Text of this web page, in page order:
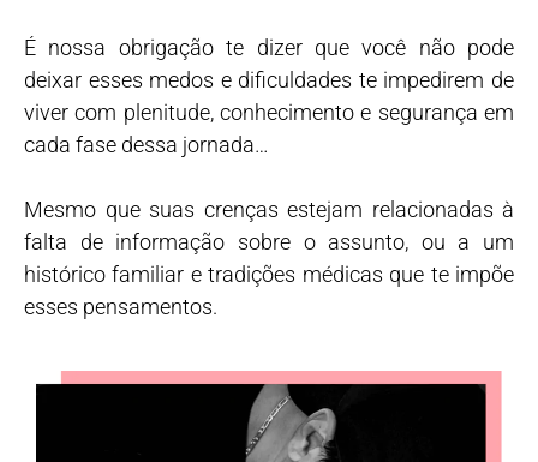
É nossa obrigação te dizer que você não pode
deixar esses medos e dificuldades te impedirem de
viver com plenitude, conhecimento e segurança em
cada fase dessa jornada…
Mesmo que suas crenças estejam relacionadas à
falta de informação sobre o assunto, ou a um
histórico familiar e tradições médicas que te impõe
esses pensamentos.